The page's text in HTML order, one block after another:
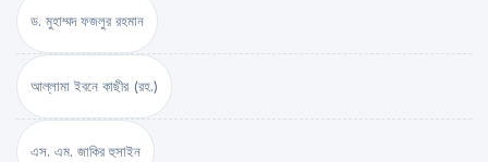
ড. মুহাম্মদ ফজলুর রহমান
আল্লামা ইবনে কাছীর (রহ.)
এস. এম. জাকির হুসাইন